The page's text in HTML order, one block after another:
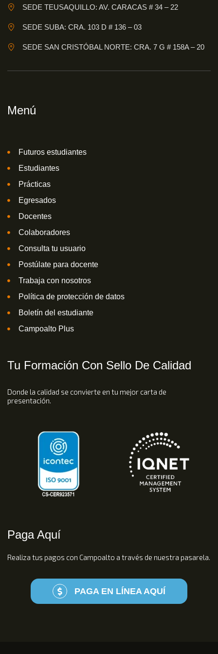
SEDE TEUSAQUILLO: AV. CARACAS # 34 – 22
SEDE SUBA: CRA. 103 D # 136 – 03
SEDE SAN CRISTÓBAL NORTE: CRA. 7 G # 158A – 20
Menú
Futuros estudiantes
Estudiantes
Prácticas
Egresados
Docentes
Colaboradores
Consulta tu usuario
Postúlate para docente
Trabaja con nosotros
Política de protección de datos
Boletín del estudiante
Campoalto Plus
Tu Formación Con Sello De Calidad
Donde la calidad se convierte en tu mejor carta de
presentación.
Paga Aquí
Realiza tus pagos con Campoalto a través de nuestra pasarela.
PAGA EN LÍNEA AQUÍ